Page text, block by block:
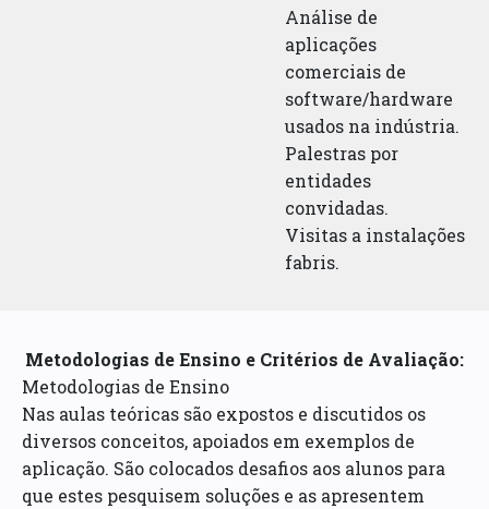
Análise de
aplicações
comerciais de
software/hardware
usados na indústria.
Palestras por
entidades
convidadas.
Visitas a instalações
fabris.
Metodologias de Ensino e Critérios de Avaliação:
Metodologias de Ensino
Nas aulas teóricas são expostos e discutidos os
diversos conceitos, apoiados em exemplos de
aplicação. São colocados desafios aos alunos para
que estes pesquisem soluções e as apresentem